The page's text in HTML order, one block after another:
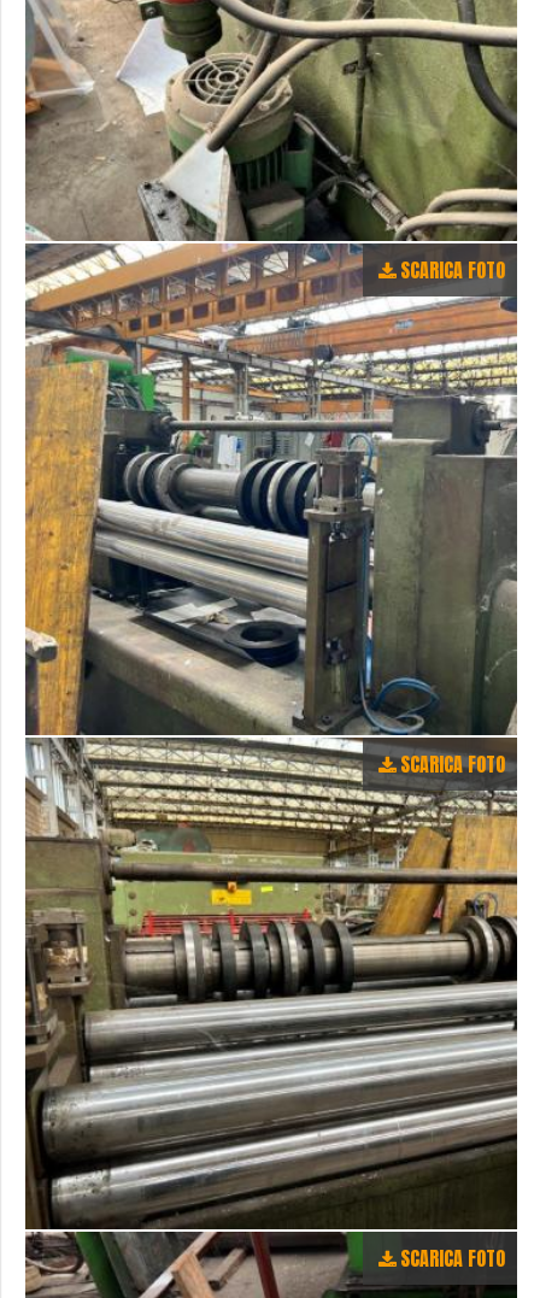
SCARICA FOTO
SCARICA FOTO
SCARICA FOTO